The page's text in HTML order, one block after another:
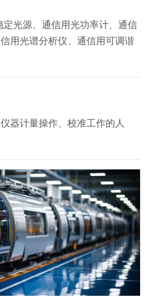
定光源、通信用光功率计、通信
用光谱分析仪、通信用可调谐
器计量操作、校准工作的人